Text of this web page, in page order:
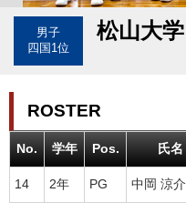
男子
四国1位
松山大学
ROSTER
No. 学年 Pos. 氏名
14 2年 PG 中岡 涼介